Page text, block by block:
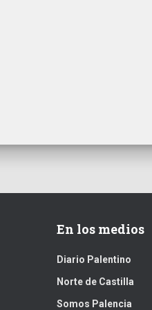
En los medios
Diario Palentino
Norte de Castilla
Somos Palencia